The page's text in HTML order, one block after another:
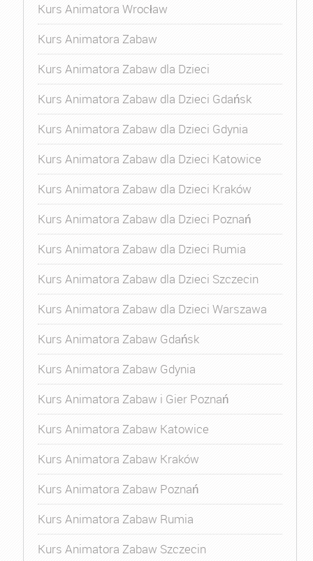
Kurs Animatora Wrocław
Kurs Animatora Zabaw
Kurs Animatora Zabaw dla Dzieci
Kurs Animatora Zabaw dla Dzieci Gdańsk
Kurs Animatora Zabaw dla Dzieci Gdynia
Kurs Animatora Zabaw dla Dzieci Katowice
Kurs Animatora Zabaw dla Dzieci Kraków
Kurs Animatora Zabaw dla Dzieci Poznań
Kurs Animatora Zabaw dla Dzieci Rumia
Kurs Animatora Zabaw dla Dzieci Szczecin
Kurs Animatora Zabaw dla Dzieci Warszawa
Kurs Animatora Zabaw Gdańsk
Kurs Animatora Zabaw Gdynia
Kurs Animatora Zabaw i Gier Poznań
Kurs Animatora Zabaw Katowice
Kurs Animatora Zabaw Kraków
Kurs Animatora Zabaw Poznań
Kurs Animatora Zabaw Rumia
Kurs Animatora Zabaw Szczecin